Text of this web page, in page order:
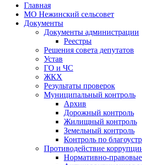
Главная
МО Нежинский сельсовет
Документы
Документы администрации
Реестры
Решения совета депутатов
Устав
ГО и ЧС
ЖКХ
Результаты проверок
Муниципальный контроль
Архив
Дорожный контроль
Жилищный контроль
Земельный контроль
Контроль по
Противодействие
Нормативно-